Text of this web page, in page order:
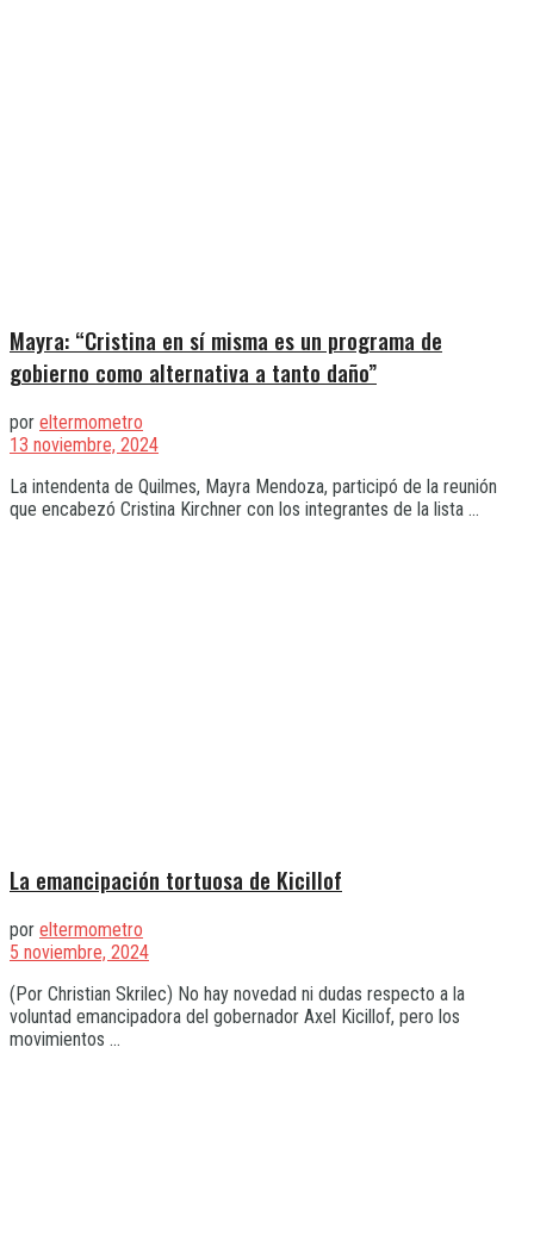
Mayra: “Cristina en sí misma es un programa de
gobierno como alternativa a tanto daño”
por eltermometro
13 noviembre, 2024
La intendenta de Quilmes, Mayra Mendoza, participó de la reunión
que encabezó Cristina Kirchner con los integrantes de la lista ...
La emancipación tortuosa de Kicillof
por eltermometro
5 noviembre, 2024
(Por Christian Skrilec) No hay novedad ni dudas respecto a la
voluntad emancipadora del gobernador Axel Kicillof, pero los
movimientos ...